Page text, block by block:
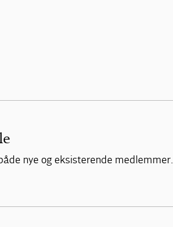
nye og eksisterende medlemmer.